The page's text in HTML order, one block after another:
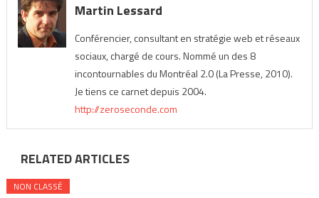
Martin Lessard
Conférencier, consultant en stratégie web et réseaux
sociaux, chargé de cours. Nommé un des 8
incontournables du Montréal 2.0 (La Presse, 2010).
Je tiens ce carnet depuis 2004.
http://zeroseconde.com
RELATED ARTICLES
NON CLASSÉ